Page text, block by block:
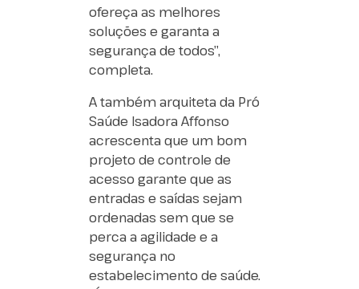
ofereça as melhores
soluções e garanta a
segurança de todos”,
completa.
A também arquiteta da Pró
Saúde Isadora Affonso
acrescenta que um bom
projeto de controle de
acesso garante que as
entradas e saídas sejam
ordenadas sem que se
perca a agilidade e a
segurança no
estabelecimento de saúde.